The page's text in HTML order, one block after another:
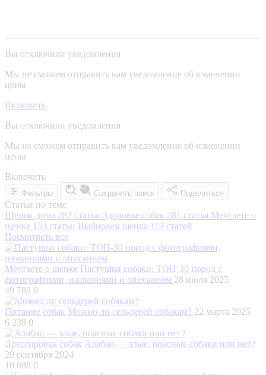
Вы отключили уведомления
Мы не сможем отправить вам уведомление об изменении
цены
Включить
Вы отключили уведомления
Мы не сможем отправить вам уведомление об изменении
цены
Включить
Фильтры Сохранить поиск Поделиться
Статьи по теме
Щенок дома 282 статьи Здоровье собак 281 статья Мечтаете о
щенке 153 статьи Выбираем щенка 119 статей
Посмотреть все
Мечтаете о щенке Пастушьи собаки: ТОП-30 пород с
фотографиями, названиями и описанием 28 июля 2025
49 788 0
Питание собак Можно ли сельдерей собакам? 22 марта 2025
6 238 0
Дрессировка собак Алабаи — злые, опасные собаки или нет?
29 сентября 2024
10 088 0